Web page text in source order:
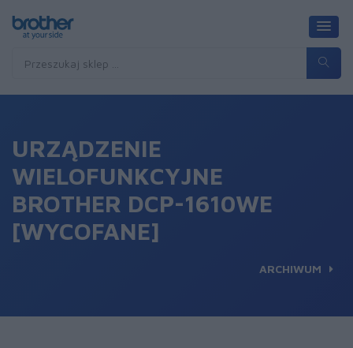
URZĄDZENIE
WIELOFUNKCYJNE
BROTHER DCP-1610WE
[WYCOFANE]
ARCHIWUM